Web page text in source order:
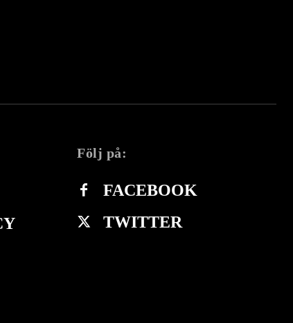
Följ på:
FACEBOOK
TWITTER